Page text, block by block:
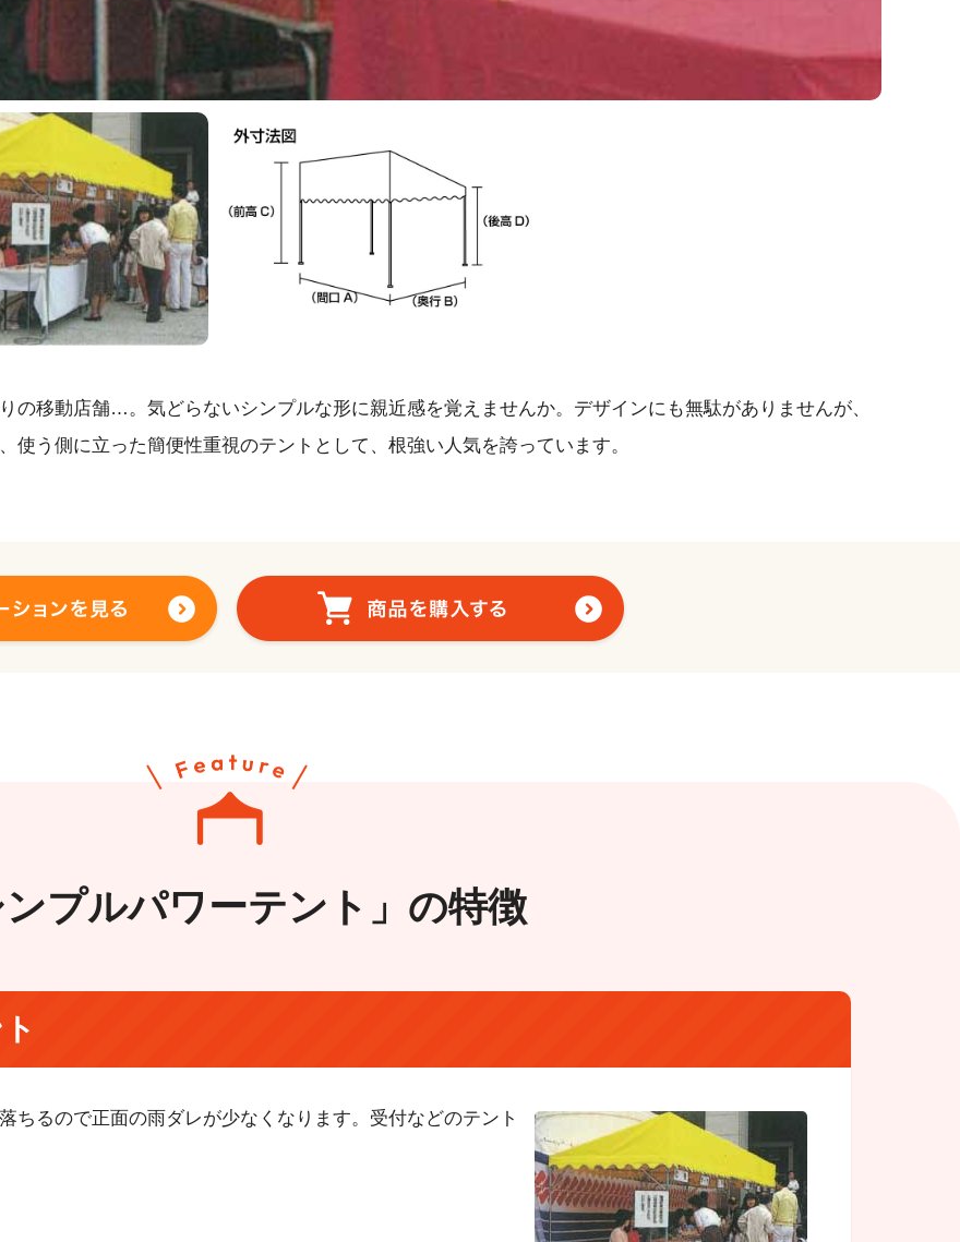
の移動店舗…。気どらないシンプルな形に親近感を覚えませんか。デザインにも無駄がありませんが、
う側に立った簡便性重視のテントとして、根強い人気を誇っています。
ンプルパワーテント」の特徴
ちるので正面の雨ダレが少なくなります。受付などのテント